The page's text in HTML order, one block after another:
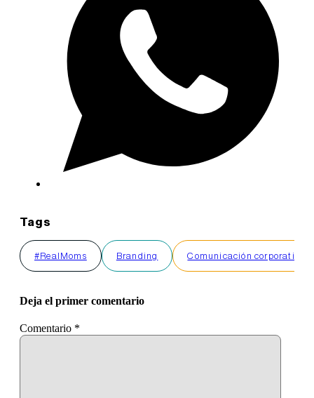
Tags
#RealMoms Branding Comunicación corporativa
Deja el primer comentario
Comentario *